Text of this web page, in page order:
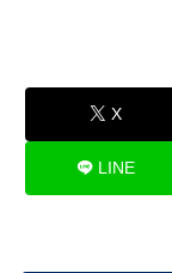
X
LINE